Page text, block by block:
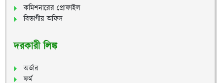
কমিশনারের প্রোফাইল
বিভাগীয় অফিস
দরকারী লিঙ্ক
অর্ডার
ফর্ম